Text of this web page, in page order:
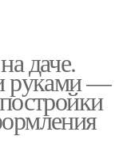
даче.
руками —